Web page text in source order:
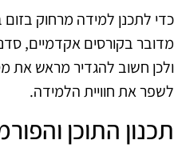
כדי לתכנן למידה מרחוק
מדובר בקורסים אקדמיים,
ולכן חשוב להגדיר מראש את
לשפר את חוויית הלמידה.
תכנון התוכן